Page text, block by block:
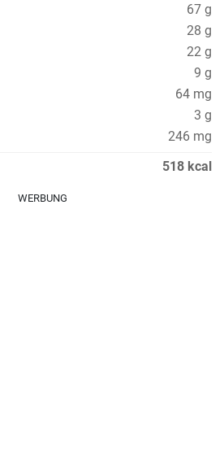
67 g
28 g
22 g
9 g
64 mg
3 g
246 mg
518 kcal
WERBUNG